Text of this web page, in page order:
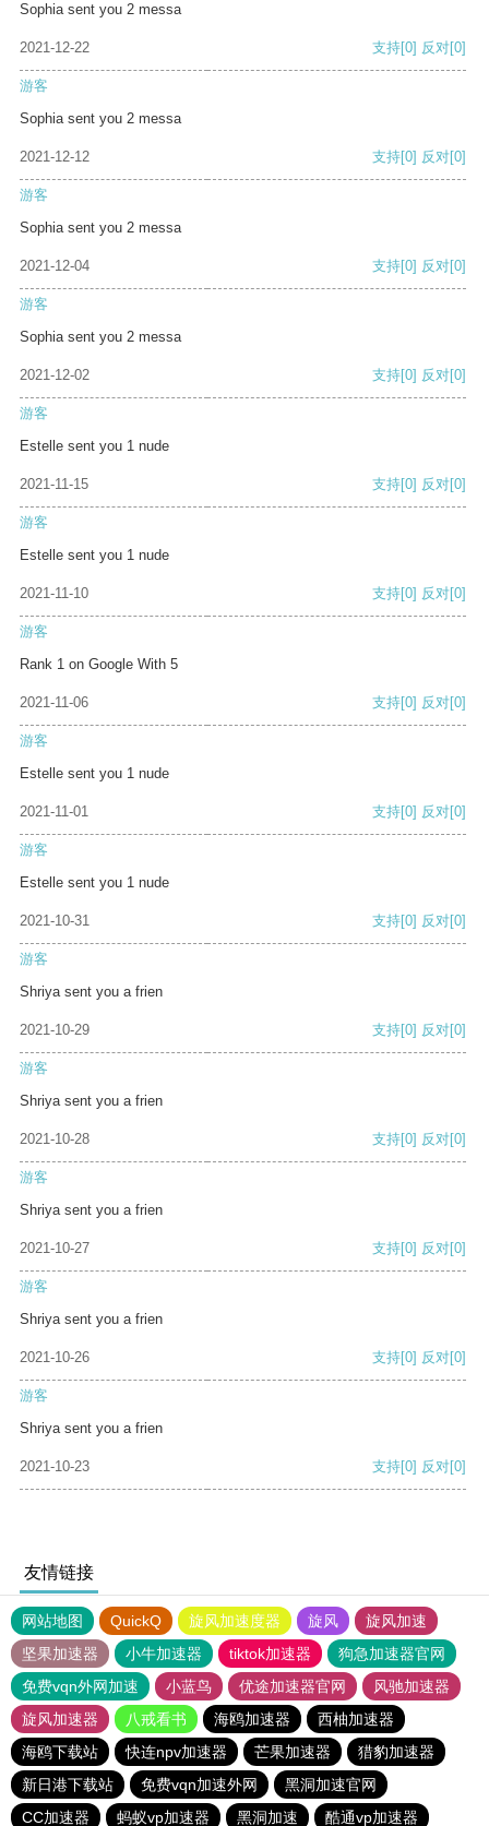
Sophia sent you 2 messa
2021-12-22 支持[0] 反对[0]
游客
Sophia sent you 2 messa
2021-12-12 支持[0] 反对[0]
游客
Sophia sent you 2 messa
2021-12-04 支持[0] 反对[0]
游客
Sophia sent you 2 messa
2021-12-02 支持[0] 反对[0]
游客
Estelle sent you 1 nude
2021-11-15 支持[0] 反对[0]
游客
Estelle sent you 1 nude
2021-11-10 支持[0] 反对[0]
游客
Rank 1 on Google With 5
2021-11-06 支持[0] 反对[0]
游客
Estelle sent you 1 nude
2021-11-01 支持[0] 反对[0]
游客
Estelle sent you 1 nude
2021-10-31 支持[0] 反对[0]
游客
Shriya sent you a frien
2021-10-29 支持[0] 反对[0]
游客
Shriya sent you a frien
2021-10-28 支持[0] 反对[0]
游客
Shriya sent you a frien
2021-10-27 支持[0] 反对[0]
游客
Shriya sent you a frien
2021-10-26 支持[0] 反对[0]
游客
Shriya sent you a frien
2021-10-23 支持[0] 反对[0]
友情链接
网站地图 QuickQ 旋风加速度器 旋风
旋风加速
坚果加速器
小牛加速器 tiktok加速器
狗急加速器官网
免费vqn外网加速
小蓝鸟 优途加速器官网
风驰加速器
旋风加速器
八戒看书 海鸥加速器
西柚加速器
海鸥下载站
快连npv加速器 芒果加速器
猎豹加速器
新日港下载站
免费vqn加速外网
黑洞加速官网
CC加速器
蚂蚁vp加速器 黑洞加速 酷通vp加速器